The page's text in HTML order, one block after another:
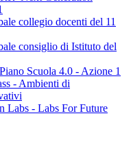
collegio docenti del 11
consiglio di Istituto del
Scuola 4.0 - Azione 1
- Ambienti di
Labs - Labs For Future